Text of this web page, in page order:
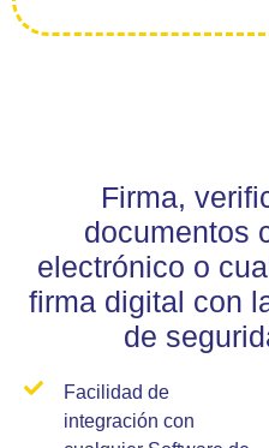
Firma,
documentos
electrónico o
firma digital con
de
Facilidad de
integración con